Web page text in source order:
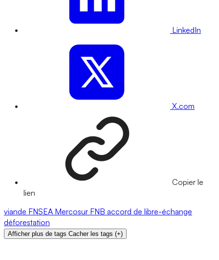
LinkedIn
X.com
Copier le
lien
viande FNSEA Mercosur FNB accord de libre-échange
déforestation
Afficher plus de tags Cacher les tags (+)